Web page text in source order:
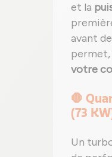
et la
avant
permet,
votre
🛑
(73
Un